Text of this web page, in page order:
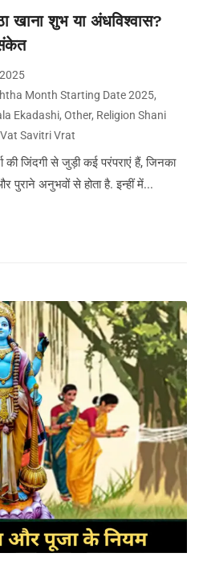
खाना शुभ या अंधविश्वास?
Month Starting Date 2025,
Ekadashi, Other, Religion Shani
Vat Savitri Vrat
की जिंदगी से जुड़ी कई परंपराएं हैं, जिनका
पुराने अनुभवों से होता है. इन्हीं में...